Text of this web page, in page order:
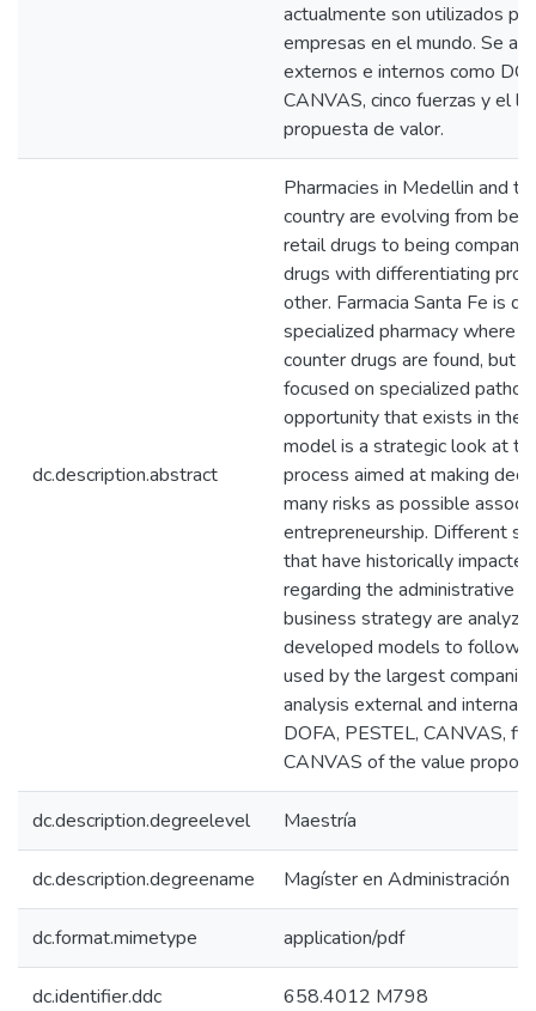
actualmente son utilizados
empresas en el mundo. Se
externos e internos como
CANVAS, cinco fuerzas y el
propuesta de valor.
dc.description.abstract
Pharmacies in Medellin and
country are evolving from
retail drugs to being
drugs with differentiating
other. Farmacia Santa Fe is
specialized pharmacy where
counter drugs are found, but
focused on specialized
opportunity that exists in the
model is a strategic look at
process aimed at making
many risks as possible
entrepreneurship. Different
that have historically
regarding the administrative
business strategy are
developed models to follow
used by the largest
analysis external and internal
DOFA, PESTEL, CANVAS,
CANVAS of the value
dc.description.degreelevel Maestría
dc.description.degreename Magíster en Administración
dc.format.mimetype application/pdf
dc.identifier.ddc 658.4012 M798